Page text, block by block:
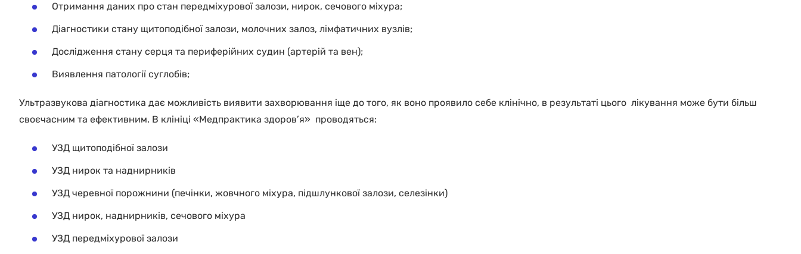
Отримання даних про стан передміхурової залози, нирок, сечового міхура;
Діагностики стану щитоподібної залози, молочних залоз, лімфатичних вузлів;
Дослідження стану серця та периферійних судин (артерій та вен);
Виявлення патології суглобів;
Ультразвукова діагностика дає можливість виявити захворювання іще до того, як воно проявило себе клінічно, в результаті цього лікування може бути більш
своєчасним та ефективним. В клініці «Медпрактика здоров’я» проводяться:
УЗД щитоподібної залози
УЗД нирок та наднирників
УЗД черевної порожнини (печінки, жовчного міхура, підшлункової залози, селезінки)
УЗД нирок, наднирників, сечового міхура
УЗД передміхурової залози